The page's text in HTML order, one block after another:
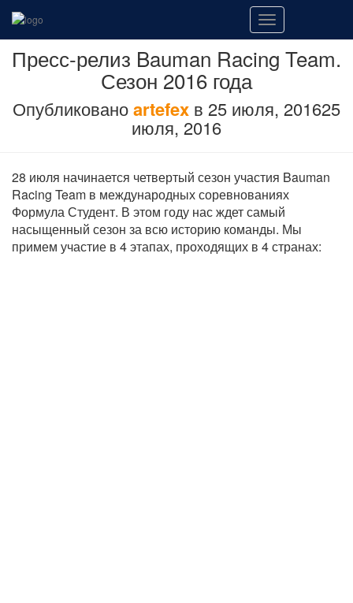
Переключить
навигацию
Пресс-релиз Bauman Racing Team.
Сезон 2016 года
Опубликованоartefex в 25 июля, 201625
июля, 2016
28 июля начинается четвертый сезон участия Bauman
Racing Team в международных соревнованиях
Формула Студент. В этом году нас ждет самый
насыщенный сезон за всю историю команды. Мы
примем участие в 4 этапах, проходящих в 4 странах: